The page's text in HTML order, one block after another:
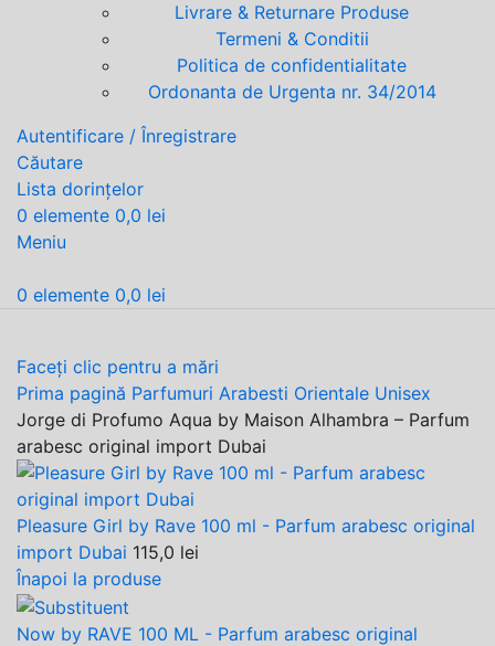
Livrare & Returnare Produse
Termeni & Conditii
Politica de confidentialitate
Ordonanta de Urgenta nr. 34/2014
Autentificare / Înregistrare
Căutare
Lista dorințelor
0 elemente 0,0 lei
Meniu
0 elemente 0,0 lei
Faceți clic pentru a mări
Prima pagină Parfumuri Arabesti Orientale Unisex
Jorge di Profumo Aqua by Maison Alhambra – Parfum
arabesc original import Dubai
Pleasure Girl by Rave 100 ml - Parfum arabesc original
import Dubai 115,0 lei
Înapoi la produse
Now by RAVE 100 ML - Parfum arabesc original